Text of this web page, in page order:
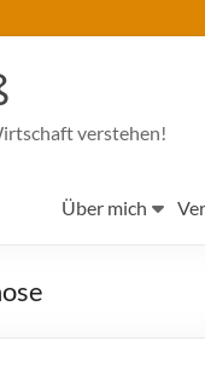
verstehen!
Über mich